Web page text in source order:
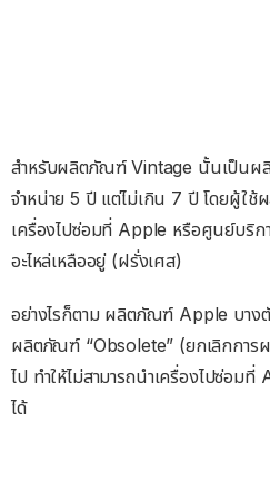
สำหรับผลิตภัณฑ์ Vintage นั้นเป็นผ
จำหน่าย 5 ปี แต่ไม่เกิน 7 ปี โดยผู้ใช้
เครื่องไปซ่อมที่ Apple หรือศูนย์บริ
อะไหล่เหลืออยู่ (ฝรั่งเศส)
อย่างไรก็ตาม ผลิตภัณฑ์ Apple บางตั
ผลิตภัณฑ์ “Obsolete” (ยกเลิกการ
ไป ทำให้ไม่สามารถนำเครื่องไปซ่อม
ได้